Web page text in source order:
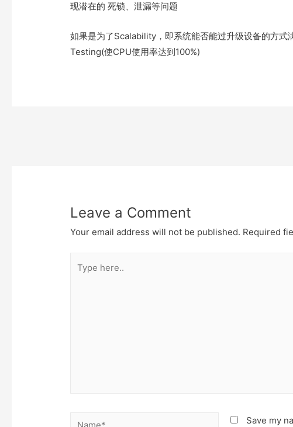
现潜在的 死锁、泄漏等问题
如果是为了Scalability，即系统能否能过升级设备的方
Testing(使CPU使用率达到100%)
Leave a Comment
Your email address will not be published. Required
here..
Name* Save my